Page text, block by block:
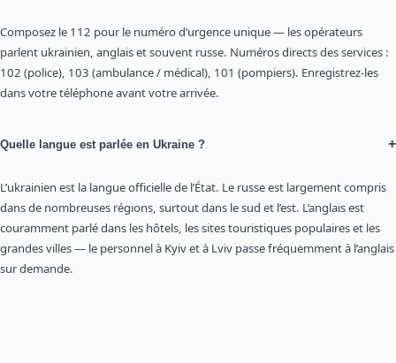
Composez le 112 pour le numéro d’urgence unique — les opérateurs
parlent ukrainien, anglais et souvent russe. Numéros directs des services :
102 (police), 103 (ambulance / médical), 101 (pompiers). Enregistrez-les
dans votre téléphone avant votre arrivée.
Quelle langue est parlée en Ukraine ? +
L’ukrainien est la langue officielle de l’État. Le russe est largement compris
dans de nombreuses régions, surtout dans le sud et l’est. L’anglais est
couramment parlé dans les hôtels, les sites touristiques populaires et les
grandes villes — le personnel à Kyiv et à Lviv passe fréquemment à l’anglais
sur demande.